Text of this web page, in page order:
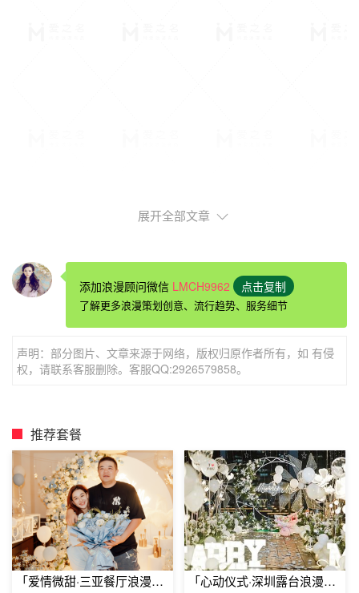
求婚公司 策划需要多少钱
如果你想请求婚策划公司的话，最好准备好充足的资金，因
为请求婚公司策划的话会比自己布置的求婚仪式
元左右。大部分人选择求婚策划公司提供
置的服务，这种情况就贵很多，收取的费用在几万元以上。
展开全部文章
添加浪漫顾问微信 LMCH9962 点击复制
了解更多浪漫策划创意、流行趋势、服务细节
声明：部分图片、文章来源于网络，版权归原作者所有，如 有侵
权，请联系客服删除。客服QQ:2926579858。
推荐套餐
「爱情微甜·三亚餐厅浪漫求 「心动仪式·深圳露台浪漫求